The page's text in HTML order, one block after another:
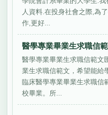
人資料.在投身社會之際,為
作,更好...
醫學專業畢業生求職信
醫學專業畢業生求職信範文
業生求職信範文，希望能給
臨床醫學專業畢業生求職信
校畢業。所...